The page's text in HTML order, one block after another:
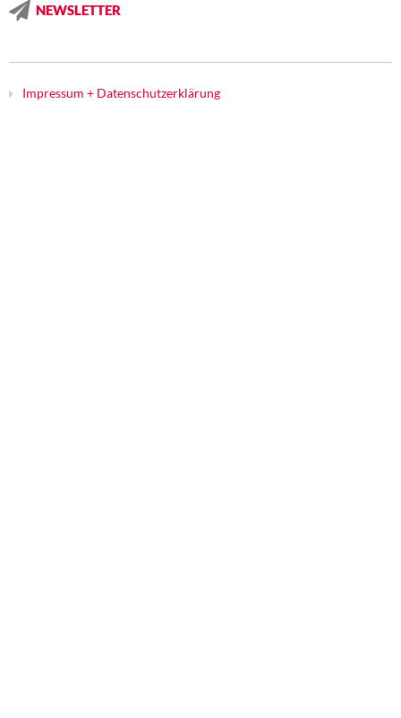
NEWSLETTER
Impressum + Datenschutzerklärung